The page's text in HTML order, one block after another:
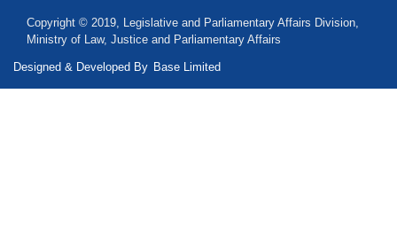
Copyright © 2019, Legislative and Parliamentary Affairs Division,
Ministry of Law, Justice and Parliamentary Affairs
Designed & Developed By Base Limited